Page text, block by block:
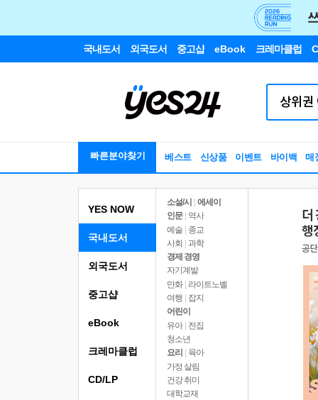
국내도서 외국도서 중고샵 eBook 크레마클럽
빠른분야찾기 베스트 신상품 이벤트 바이백 매
YES NOW
국내도서
소설/시
에세이
인문
역사
예술 | 종교
사회 | 과학
경제 경영
자기계발
만화 | 라이트노벨
여행
잡지
어린이
유아 | 전집
청소년
요리
육아
가정 살림
건강 취미
대학교재
외국도서
중고샵
eBook
크레마클럽
CD/LP